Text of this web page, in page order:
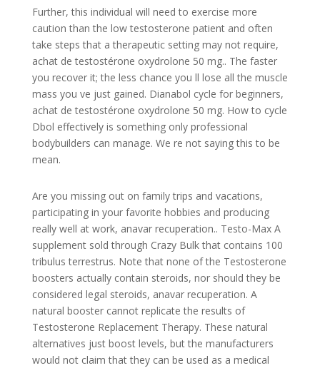
Further, this individual will need to exercise more
caution than the low testosterone patient and often
take steps that a therapeutic setting may not require,
achat de testostérone oxydrolone 50 mg.. The faster
you recover it; the less chance you ll lose all the muscle
mass you ve just gained. Dianabol cycle for beginners,
achat de testostérone oxydrolone 50 mg. How to cycle
Dbol effectively is something only professional
bodybuilders can manage. We re not saying this to be
mean.
Are you missing out on family trips and vacations,
participating in your favorite hobbies and producing
really well at work, anavar recuperation.. Testo-Max A
supplement sold through Crazy Bulk that contains 100
tribulus terrestrus. Note that none of the Testosterone
boosters actually contain steroids, nor should they be
considered legal steroids, anavar recuperation. A
natural booster cannot replicate the results of
Testosterone Replacement Therapy. These natural
alternatives just boost levels, but the manufacturers
would not claim that they can be used as a medical